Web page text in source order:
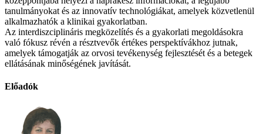
tanulmányokat és az innovatív technológiákat, amelyek közvetlenül
alkalmazhatók a klinikai gyakorlatban.
Az interdiszciplináris megközelítés és a gyakorlati megoldásokra
való fókusz révén a résztvevők értékes perspektívákhoz jutnak,
amelyek támogatják az orvosi tevékenység fejlesztését és a betegek
ellátásának minőségének javítását.
Előadók